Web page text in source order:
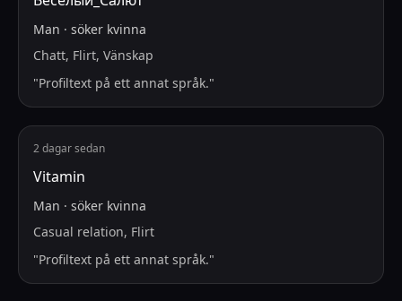
Man · söker kvinna
Chatt, Flirt, Vänskap
"Profiltext på ett annat språk."
2 dagar sedan
Vitamin
Man · söker kvinna
Casual relation, Flirt
"Profiltext på ett annat språk."